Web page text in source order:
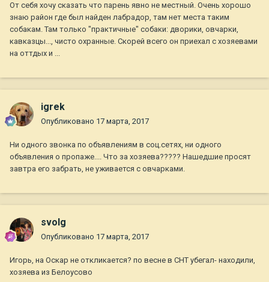
От себя хочу сказать что парень явно не местный. Очень хорошо
знаю район где был найден лабрадор, там нет места таким
собакам. Там только "практичные" собаки: дворики, овчарки,
кавказцы..., чисто охранные. Скорей всего он приехал с хозяевами
на оттдых и ...
igrek
Опубликовано 17 марта, 2017
Ни одного звонка по объявлениям в соц.сетях, ни одного
объявления о пропаже.... Что за хозяева????? Нашедшие просят
завтра его забрать, не уживается с овчарками.
svolg
Опубликовано 17 марта, 2017
Игорь, на Оскар не откликается? по весне в СНТ убегал- находили,
хозяева из Белоусово